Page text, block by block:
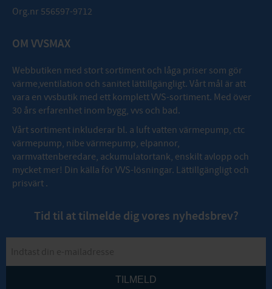
Org.nr 556597-9712
OM VVSMAX
Webbutiken med stort sortiment och låga priser som gör
värme,ventilation och sanitet lättillgängligt. Vårt mål är att
vara en vvsbutik med ett komplett VVS-sortiment. Med över
30 års erfarenhet inom bygg, vvs och bad.
Vårt sortiment inkluderar bl. a luft vatten värmepump, ctc
värmepump, nibe värmepump, elpannor,
varmvattenberedare, ackumulatortank, enskilt avlopp och
mycket mer! Din källa för VVS-lösningar. Lättillgängligt och
prisvärt .
Tid til at tilmelde dig vores nyhedsbrev?
TILMELD